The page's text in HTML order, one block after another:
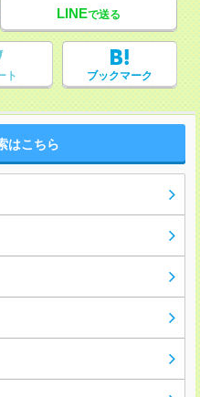
LINEで送る
ト ブックマーク
はこちら